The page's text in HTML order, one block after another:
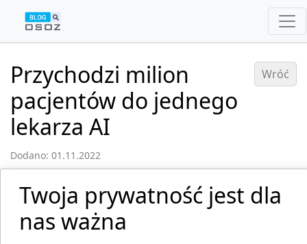
Przychodzi milion
pacjentów do jednego
lekarza AI
Dodano: 01.11.2022
Wróć
Twoja prywatność jest dla
nas ważna